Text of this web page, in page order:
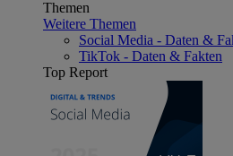
Themen
Weitere Themen
Social Media - Daten &
TikTok - Daten & Fakten
Top Report